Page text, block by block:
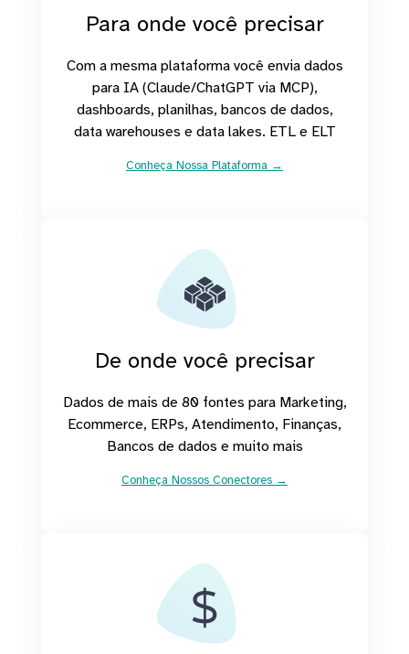
Para onde você precisar
Com a mesma plataforma você envia dados
para IA (Claude/ChatGPT via MCP),
dashboards, planilhas, bancos de dados,
data warehouses e data lakes. ETL e ELT
Conheça Nossa Plataforma →
De onde você precisar
Dados de mais de 80 fontes para Marketing,
Ecommerce, ERPs, Atendimento, Finanças,
Bancos de dados e muito mais
Conheça Nossos Conectores →